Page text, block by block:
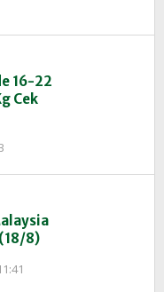
16-22
Cek
InfoSAWIT
8)